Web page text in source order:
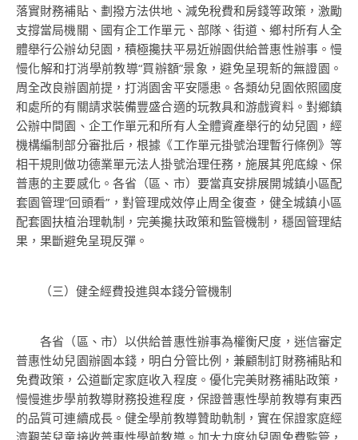
落實財務補貼、劃撥方法供地、減免稅費和房錢等政策，激勵
支撐當局機關、國有企工作單元、部隊、街道、鄉村所有人全
體舉行公辦幼兒園，積極攙扶平易近辦園供給普惠性辦事。慢
慢化解和打消學前教導“買辦額”景象，避免呈現新的無證園。
周全改良辦園前提，打消園舍平安隱患。各類幼兒園依照國度
和處所的有關請求裝備豐盛合適的玩教具和游戲資料。對鄉鎮
公辦中間園、企工作單元和所有人全體資產舉行的幼兒園，經
機構編制部分審批后，根據《工作單元掛號治理暫行條例》等
相干規則做功德業單元法人掛號治理任務，施展其兜底線、保
普惠的主要感化。各省（區、市）要當真安排展開城鎮小區配
套園管理“回頭看”，對管理成效停止周全復查，健全城鎮小區
配套園扶植治理軌制，完美攙扶政策和監管機制，穩固管理結
果，果斷避免呈現反彈。
（三）健全經費投進與本錢分管機制
各省（區、市）以供給普惠性辦事為權衡尺度，迷信審定
普惠性幼兒園辦園本錢，明白分管比例，兼顧制訂財務補貼和
免費政策，公道斷定家庭收入程度。優化完美財務補貼政策，
慢慢進步學前教導財務投進程度，保證普惠性學前教導有東西
的品質可連續成長。健全學前教導贊助軌制，實在保證家庭經
濟艱苦兒童接收普惠性學前教導。加大力度幼兒園免費監管，